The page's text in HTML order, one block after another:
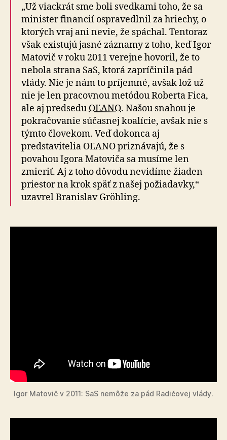
„Už viackrát sme boli svedkami toho, že sa
minister financií ospravedlnil za hriechy, o
ktorých vraj ani nevie, že spáchal. Tentoraz
však existujú jasné záznamy z toho, keď Igor
Matovič v roku 2011 verejne hovoril, že to
nebola strana SaS, ktorá zapríčinila pád
vlády. Nie je nám to príjemné, avšak lož už
nie je len pracovnou metódou Roberta Fica,
ale aj predsedu OĽANO. Našou snahou je
pokračovanie súčasnej koalície, avšak nie s
týmto človekom. Veď dokonca aj
predstavitelia OĽANO priznávajú, že s
povahou Igora Matoviča sa musíme len
zmieriť. Aj z toho dôvodu nevidíme žiaden
priestor na krok späť z našej požiadavky,“
uzavrel Branislav Gröhling.
Igor Matovič v 2011: SaS nemôže za pád Radičovej vlády.